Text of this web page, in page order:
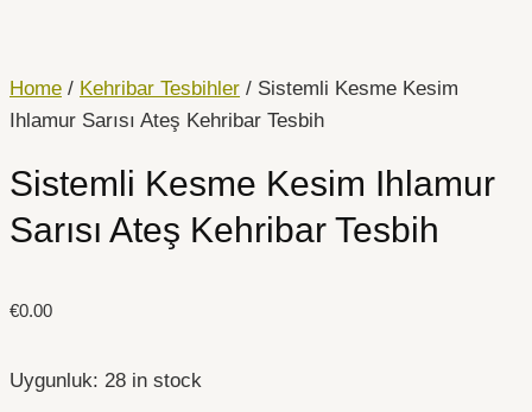
Home / Kehribar Tesbihler / Sistemli Kesme Kesim
Ihlamur Sarısı Ateş Kehribar Tesbih
Sistemli Kesme Kesim Ihlamur
Sarısı Ateş Kehribar Tesbih
€0.00
Uygunluk: 28 in stock
Kesim
Ihlamur
Ateş
Tesbih